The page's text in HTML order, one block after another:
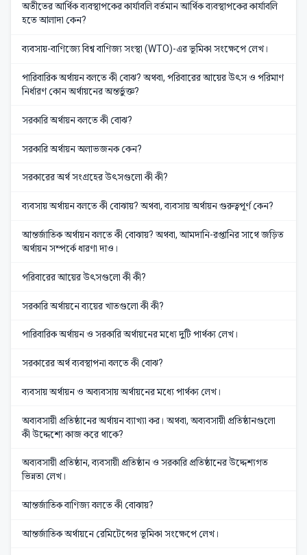
অতীতের আর্থিক ব্যবস্থাপকের কার্যাবলি বর্তমান আর্থিক ব্যবস্থাপকের কার্যাবলি
হতে আলাদা কেন?
ব্যবসায়-বাণিজ্যে বিশ্ব বাণিজ্য সংস্থা (WTO)-এর ভূমিকা সংক্ষেপে লেখ।
পারিবারিক অর্থায়ন বলতে কী বোঝ? অথবা, পরিবারের আয়ের উৎস ও পরিমাণ
নির্ধারণ কোন অর্থায়নের অন্তর্ভুক্ত?
সরকারি অর্থায়ন বলতে কী বোঝ?
সরকারি অর্থায়ন অলাভজনক কেন?
সরকারের অর্থ সংগ্রহের উৎসগুলো কী কী?
ব্যবসায় অর্থায়ন বলতে কী বোঝায়? অথবা, ব্যবসায় অর্থায়ন গুরুত্বপূর্ণ কেন?
আন্তর্জাতিক অর্থায়ন বলতে কী বোঝায়? অথবা, আমদানি-রপ্তানির সাথে জড়িত
অর্থায়ন সম্পর্কে ধারণা দাও।
পরিবারের আয়ের উৎসগুলো কী কী?
সরকারি অর্থায়নে ব্যয়ের খাতগুলো কী কী?
পারিবারিক অর্থায়ন ও সরকারি অর্থায়নের মধ্যে দুটি পার্থক্য লেখ।
সরকারের অর্থ ব্যবস্থাপনা বলতে কী বোঝ?
ব্যবসায় অর্থায়ন ও অব্যবসায় অর্থায়নের মধ্যে পার্থক্য লেখ।
অব্যবসায়ী প্রতিষ্ঠানের অর্থায়ন ব্যাখ্যা কর। অথবা, অব্যবসায়ী প্রতিষ্ঠানগুলো
কী উদ্দেশ্যে কাজ করে থাকে?
অব্যবসায়ী প্রতিষ্ঠান, ব্যবসায়ী প্রতিষ্ঠান ও সরকারি প্রতিষ্ঠানের উদ্দেশ্যগত
ভিন্নতা লেখ।
আন্তর্জাতিক বাণিজ্য বলতে কী বোঝায়?
আন্তর্জাতিক অর্থায়নে রেমিটেন্সের ভূমিকা সংক্ষেপে লেখ।